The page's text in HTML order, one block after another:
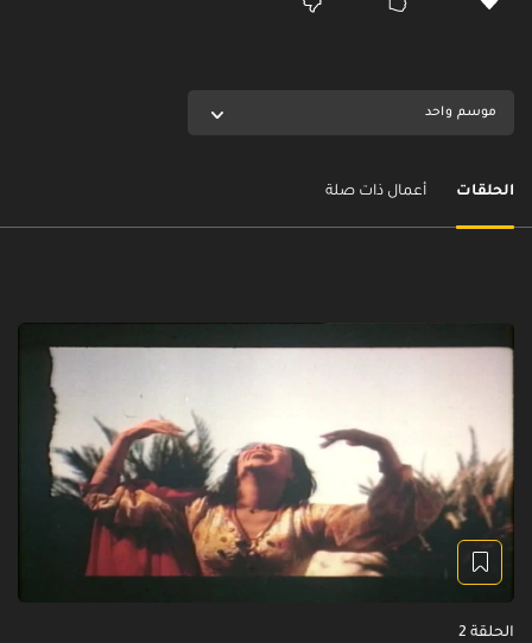
موسم واحد
الحلقات أعمال ذات صلة
الحلقة 2